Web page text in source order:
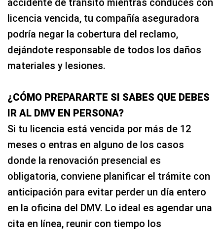
accidente de tránsito mientras conduces con
licencia vencida, tu compañía aseguradora
podría negar la cobertura del reclamo,
dejándote responsable de todos los daños
materiales y lesiones.
¿CÓMO PREPARARTE SI SABES QUE DEBES
IR AL DMV EN PERSONA?
Si tu licencia está vencida por más de 12
meses o entras en alguno de los casos
donde la renovación presencial es
obligatoria, conviene planificar el trámite con
anticipación para evitar perder un día entero
en la oficina del DMV. Lo ideal es agendar una
cita en línea, reunir con tiempo los